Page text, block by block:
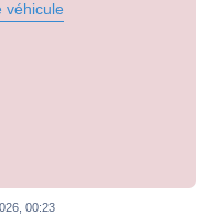
véhicule
00:23